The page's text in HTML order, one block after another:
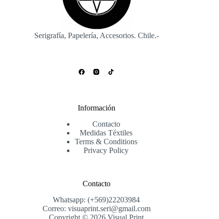
la
página
producto
Serigrafía, Papelería, Accesorios. Chile.-
Información
Contacto
Medidas Téxtiles
Terms & Conditions
Privacy Policy
Contacto
Whatsapp: (+569)22203984
Correo: visuaprint.seri@gmail.com
Copyright © 2026 Visual Print